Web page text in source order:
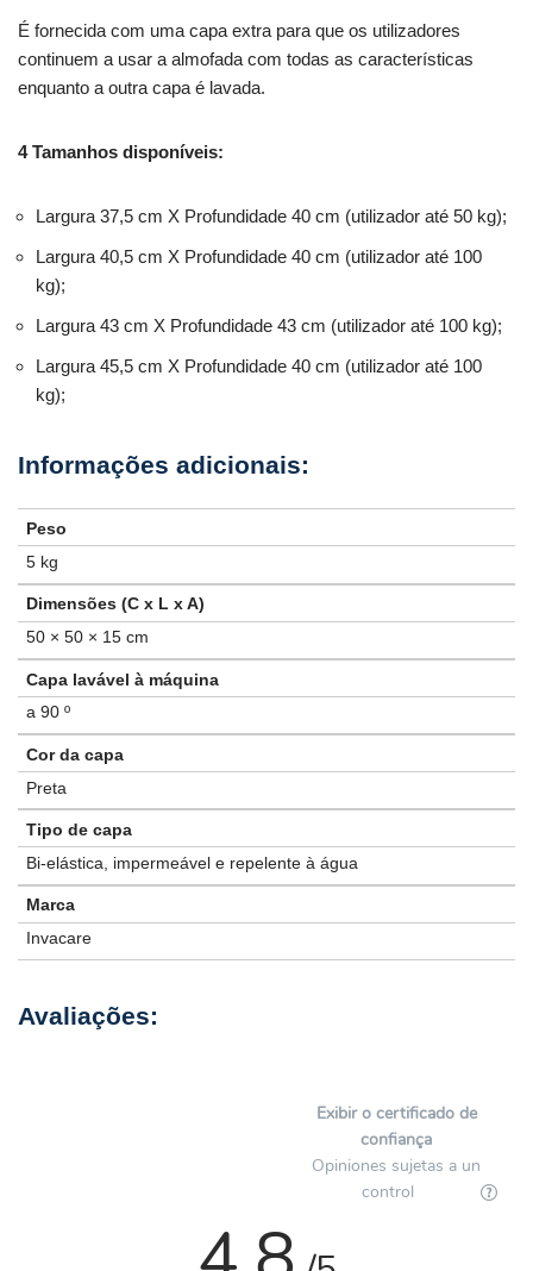
É fornecida com uma capa extra para que os utilizadores
continuem a usar a almofada com todas as características
enquanto a outra capa é lavada.
4 Tamanhos disponíveis:
Largura 37,5 cm X Profundidade 40 cm (utilizador até 50 kg);
Largura 40,5 cm X Profundidade 40 cm (utilizador até 100
kg);
Largura 43 cm X Profundidade 43 cm (utilizador até 100 kg);
Largura 45,5 cm X Profundidade 40 cm (utilizador até 100
kg);
Peso
5 kg
Dimensões (C x L x A)
50 × 50 × 15 cm
Capa lavável à máquina
a 90 º
Cor da capa
Preta
Tipo de capa
Bi-elástica, impermeável e repelente à água
Marca
Invacare
Exibir o certificado de
confiança
Opiniones sujetas a un
control